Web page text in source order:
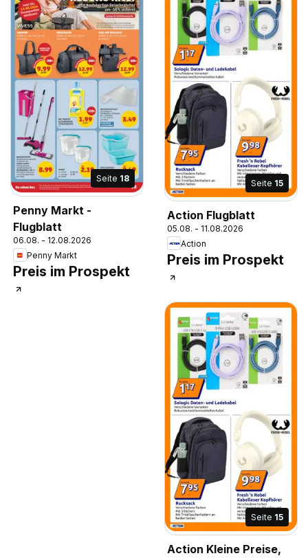
Seite 18
Penny Markt -
Flugblatt
06.08. - 12.08.2026
Penny Markt
Preis im Prospekt
Seite 15
Action Flugblatt
05.08. - 11.08.2026
Action
Preis im Prospekt
Seite 15
Action Kleine Preise,